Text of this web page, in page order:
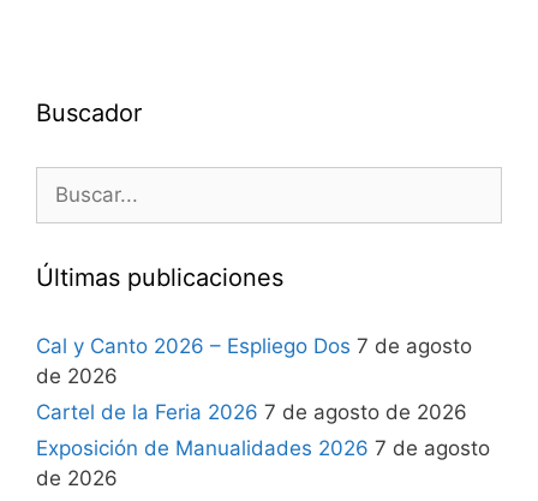
Buscador
Últimas publicaciones
Cal y Canto 2026 – Espliego Dos 7 de agosto
de 2026
Cartel de la Feria 2026 7 de agosto de 2026
Exposición de Manualidades 2026 7 de agosto
de 2026